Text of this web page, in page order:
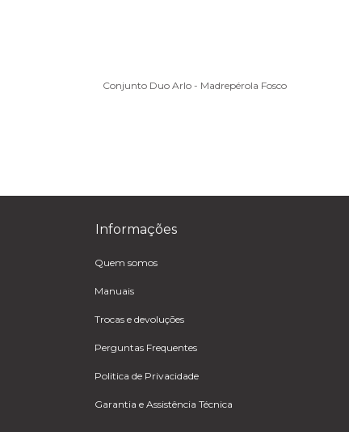
Conjunto Duo Arlo - Madrepérola Fosco
Informações
Quem somos
Manuais
Trocas e devoluções
Perguntas Frequentes
Politica de Privacidade
Garantia e Assistência Técnica